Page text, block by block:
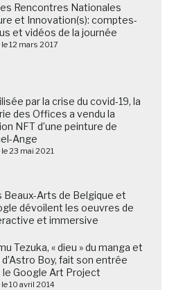
Rencontres Nationales
et Innovation(s): comptes-
et vidéos de la journée
12 mars 2017
par la crise du covid-19, la
des Offices a vendu la
NFT d’une peinture de
Ange
23 mai 2021
Beaux-Arts de Belgique et
dévoilent les oeuvres de
et immersive
Tezuka, « dieu » du manga et
Boy, fait son entrée
le Google Art Project
10 avril 2014